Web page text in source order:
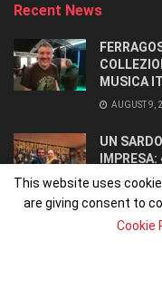
Recent News
MUSICA
AUGUST 9,
UN
IMPRESA:
AUGUST 8,
This website uses
are giving consent to
Cookie